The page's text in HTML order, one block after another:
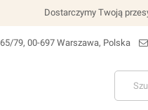
Dostarczymy Twoją
79, 00-697 Warszawa, Polska